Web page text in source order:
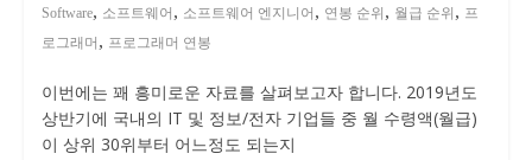
Software, 소프트웨어 , 소프트웨어 엔지니어 , 연봉 순위 , 월급 순위 , 프
로그래머 , 프로그래머 연봉
이번에는 꽤 흥미로운 자료를 살펴보고자 합니다. 2019년도
상반기에 국내의 IT 및 정보/전자 기업들 중 월 수령액(월급)
이 상위 30위부터 어느정도 되는지